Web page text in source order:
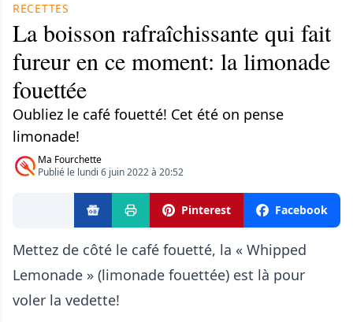
RECETTES
La boisson rafraîchissante qui fait
fureur en ce moment: la limonade
fouettée
Oubliez le café fouetté! Cet été on pense
limonade!
Ma Fourchette
Publié le lundi 6 juin 2022 à 20:52
Pinterest Facebook
Mettez de côté le café fouetté, la « Whipped
Lemonade » (limonade fouettée) est là pour
voler la vedette!